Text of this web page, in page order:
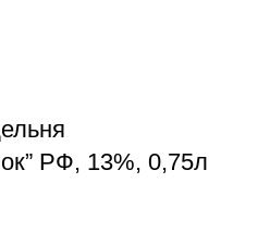
РФ, 13%, 0,75л